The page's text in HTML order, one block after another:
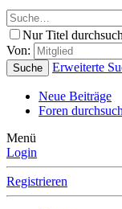
Nur Titel
Von:
Suche Erweiterte
Neue Beiträge
Foren
Menü
Login
Registrieren